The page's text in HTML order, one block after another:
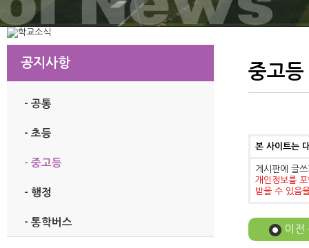
공지사항
- 공통
- 초등
- 중고등
- 행정
- 통학버스
중고등
본 사이트는
게시판에 글
개인정보를
받을 수 있음
이전